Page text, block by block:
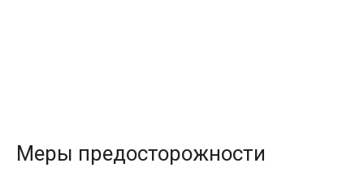
Меры предосторожности